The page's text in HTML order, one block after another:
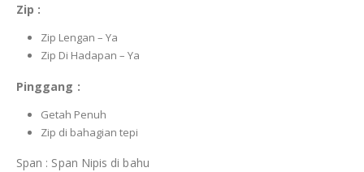
Zip :
Zip Lengan – Ya
Zip Di Hadapan – Ya
Pinggang :
Getah Penuh
Zip di bahagian tepi
Span : Span Nipis di bahu